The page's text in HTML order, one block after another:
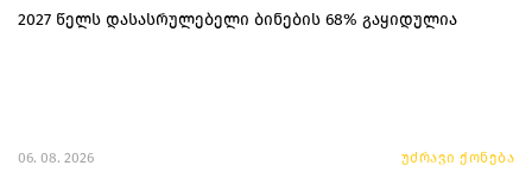
2027 წელს დასასრულებელი ბინების 68% გაყიდულია
06. 08. 2026 უძრავი ქონება